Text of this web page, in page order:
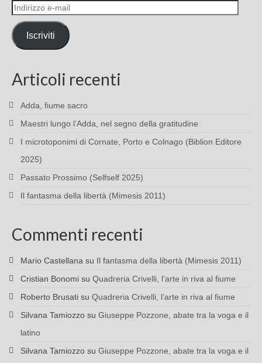
Indirizzo
e-
mail
Iscriviti
Articoli recenti
Adda, fiume sacro
Maestri lungo l’Adda, nel segno della gratitudine
I microtoponimi di Cornate, Porto e Colnago (Biblion Editore
2025)
Passato Prossimo (Selfself 2025)
Il fantasma della libertà (Mimesis 2011)
Commenti recenti
Mario Castellana su Il fantasma della libertà (Mimesis 2011)
Cristian Bonomi su Quadreria Crivelli, l’arte in riva al fiume
Roberto Brusati su Quadreria Crivelli, l’arte in riva al fiume
Silvana Tamiozzo su Giuseppe Pozzone, abate tra la voga e il
latino
Silvana Tamiozzo su Giuseppe Pozzone, abate tra la voga e il